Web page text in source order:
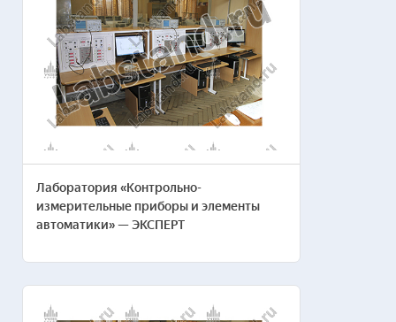
Лаборатория «Контрольно-
измерительные приборы и элементы
автоматики» — ЭКСПЕРТ